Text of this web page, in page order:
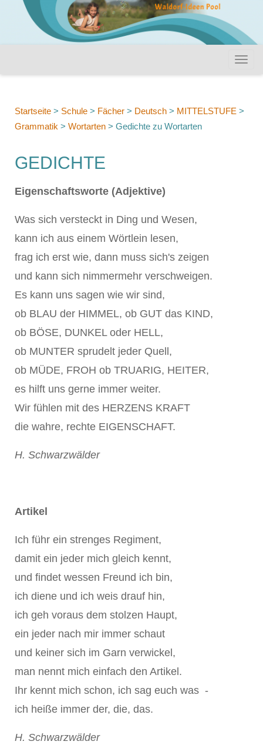
Startseite > Schule > Fächer > Deutsch > MITTELSTUFE >
Grammatik > Wortarten > Gedichte zu Wortarten
GEDICHTE
Eigenschaftsworte (Adjektive)
Was sich versteckt in Ding und Wesen,
kann ich aus einem Wörtlein lesen,
frag ich erst wie, dann muss sich's zeigen
und kann sich nimmermehr verschweigen.
Es kann uns sagen wie wir sind,
ob BLAU der HIMMEL, ob GUT das KIND,
ob BÖSE, DUNKEL oder HELL,
ob MUNTER sprudelt jeder Quell,
ob MÜDE, FROH ob TRUARIG, HEITER,
es hilft uns gerne immer weiter.
Wir fühlen mit des HERZENS KRAFT
die wahre, rechte EIGENSCHAFT.
H. Schwarzwälder
Artikel
Ich führ ein strenges Regiment,
damit ein jeder mich gleich kennt,
und findet wessen Freund ich bin,
ich diene und ich weis drauf hin,
ich geh voraus dem stolzen Haupt,
ein jeder nach mir immer schaut
und keiner sich im Garn verwickel,
man nennt mich einfach den Artikel.
Ihr kennt mich schon, ich sag euch was -
ich heiße immer der, die, das.
H. Schwarzwälder